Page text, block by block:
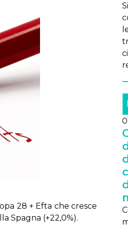
28 + Ef­ta che cre­sce
Spa­gna (+22,0%).